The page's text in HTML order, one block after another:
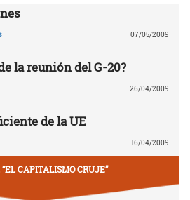
07/05/2009
la reunión del G-20?
26/04/2009
de la UE
16/04/2009
CAPITALISMO CRUJE”